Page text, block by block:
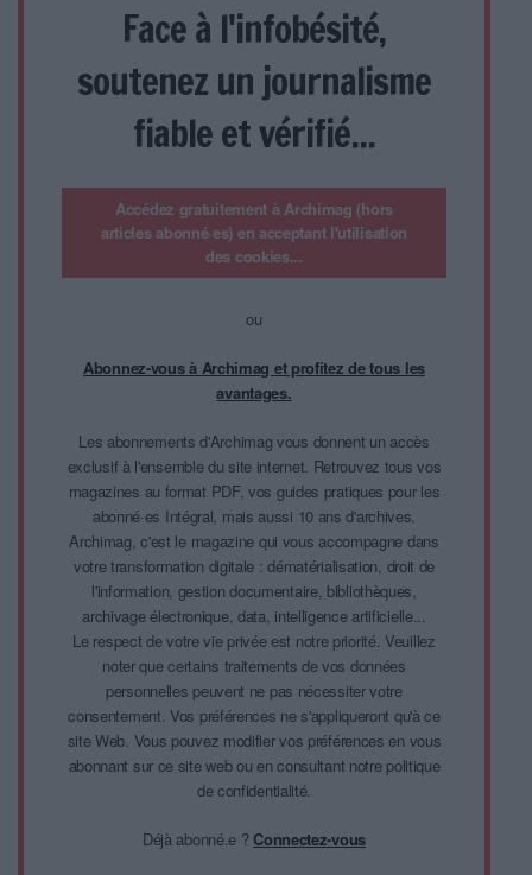
Face à l'infobésité,
soutenez un journalisme
fiable et vérifié...
Accédez gratuitement à Archimag (hors
articles abonné·es) en acceptant l'utilisation
des cookies...
ou
Abonnez-vous à Archimag et profitez de tous les
avantages.
Les abonnements d'Archimag vous donnent un accès
exclusif à l'ensemble du site internet. Retrouvez tous vos
magazines au format PDF, vos guides pratiques pour les
abonné·es Intégral, mais aussi 10 ans d'archives.
Archimag, c'est le magazine qui vous accompagne dans
votre transformation digitale : dématérialisation, droit de
l'information, gestion documentaire, bibliothèques,
archivage électronique, data, intelligence artificielle...
Le respect de votre vie privée est notre priorité. Veuillez
noter que certains traitements de vos données
personnelles peuvent ne pas nécessiter votre
consentement. Vos préférences ne s'appliqueront qu'à ce
site Web. Vous pouvez modifier vos préférences en vous
abonnant sur ce site web ou en consultant notre politique
de confidentialité.
Déjà abonné.e ?Connectez-vous